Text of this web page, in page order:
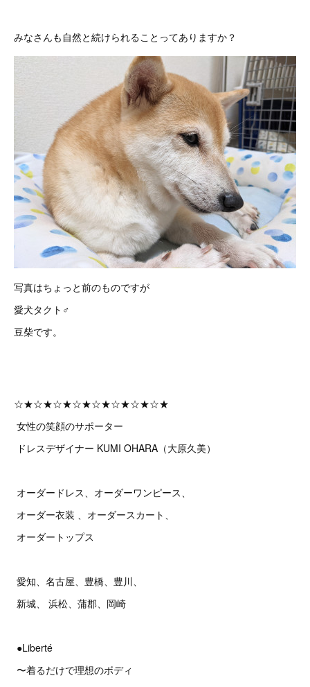
みなさんも自然と続けられることってありますか？
写真はちょっと前のものですが
愛犬タクト♂
豆柴です。
☆★☆★☆★☆★☆★☆★☆★☆★
女性の笑顔のサポーター
ドレスデザイナー KUMI OHARA（大原久美）
オーダードレス、オーダーワンピース、
オーダー衣装 、オーダースカート、
オーダートップス
愛知、名古屋、豊橋、豊川、
新城、 浜松、蒲郡、岡崎
●Liberté
〜着るだけで理想のボディ